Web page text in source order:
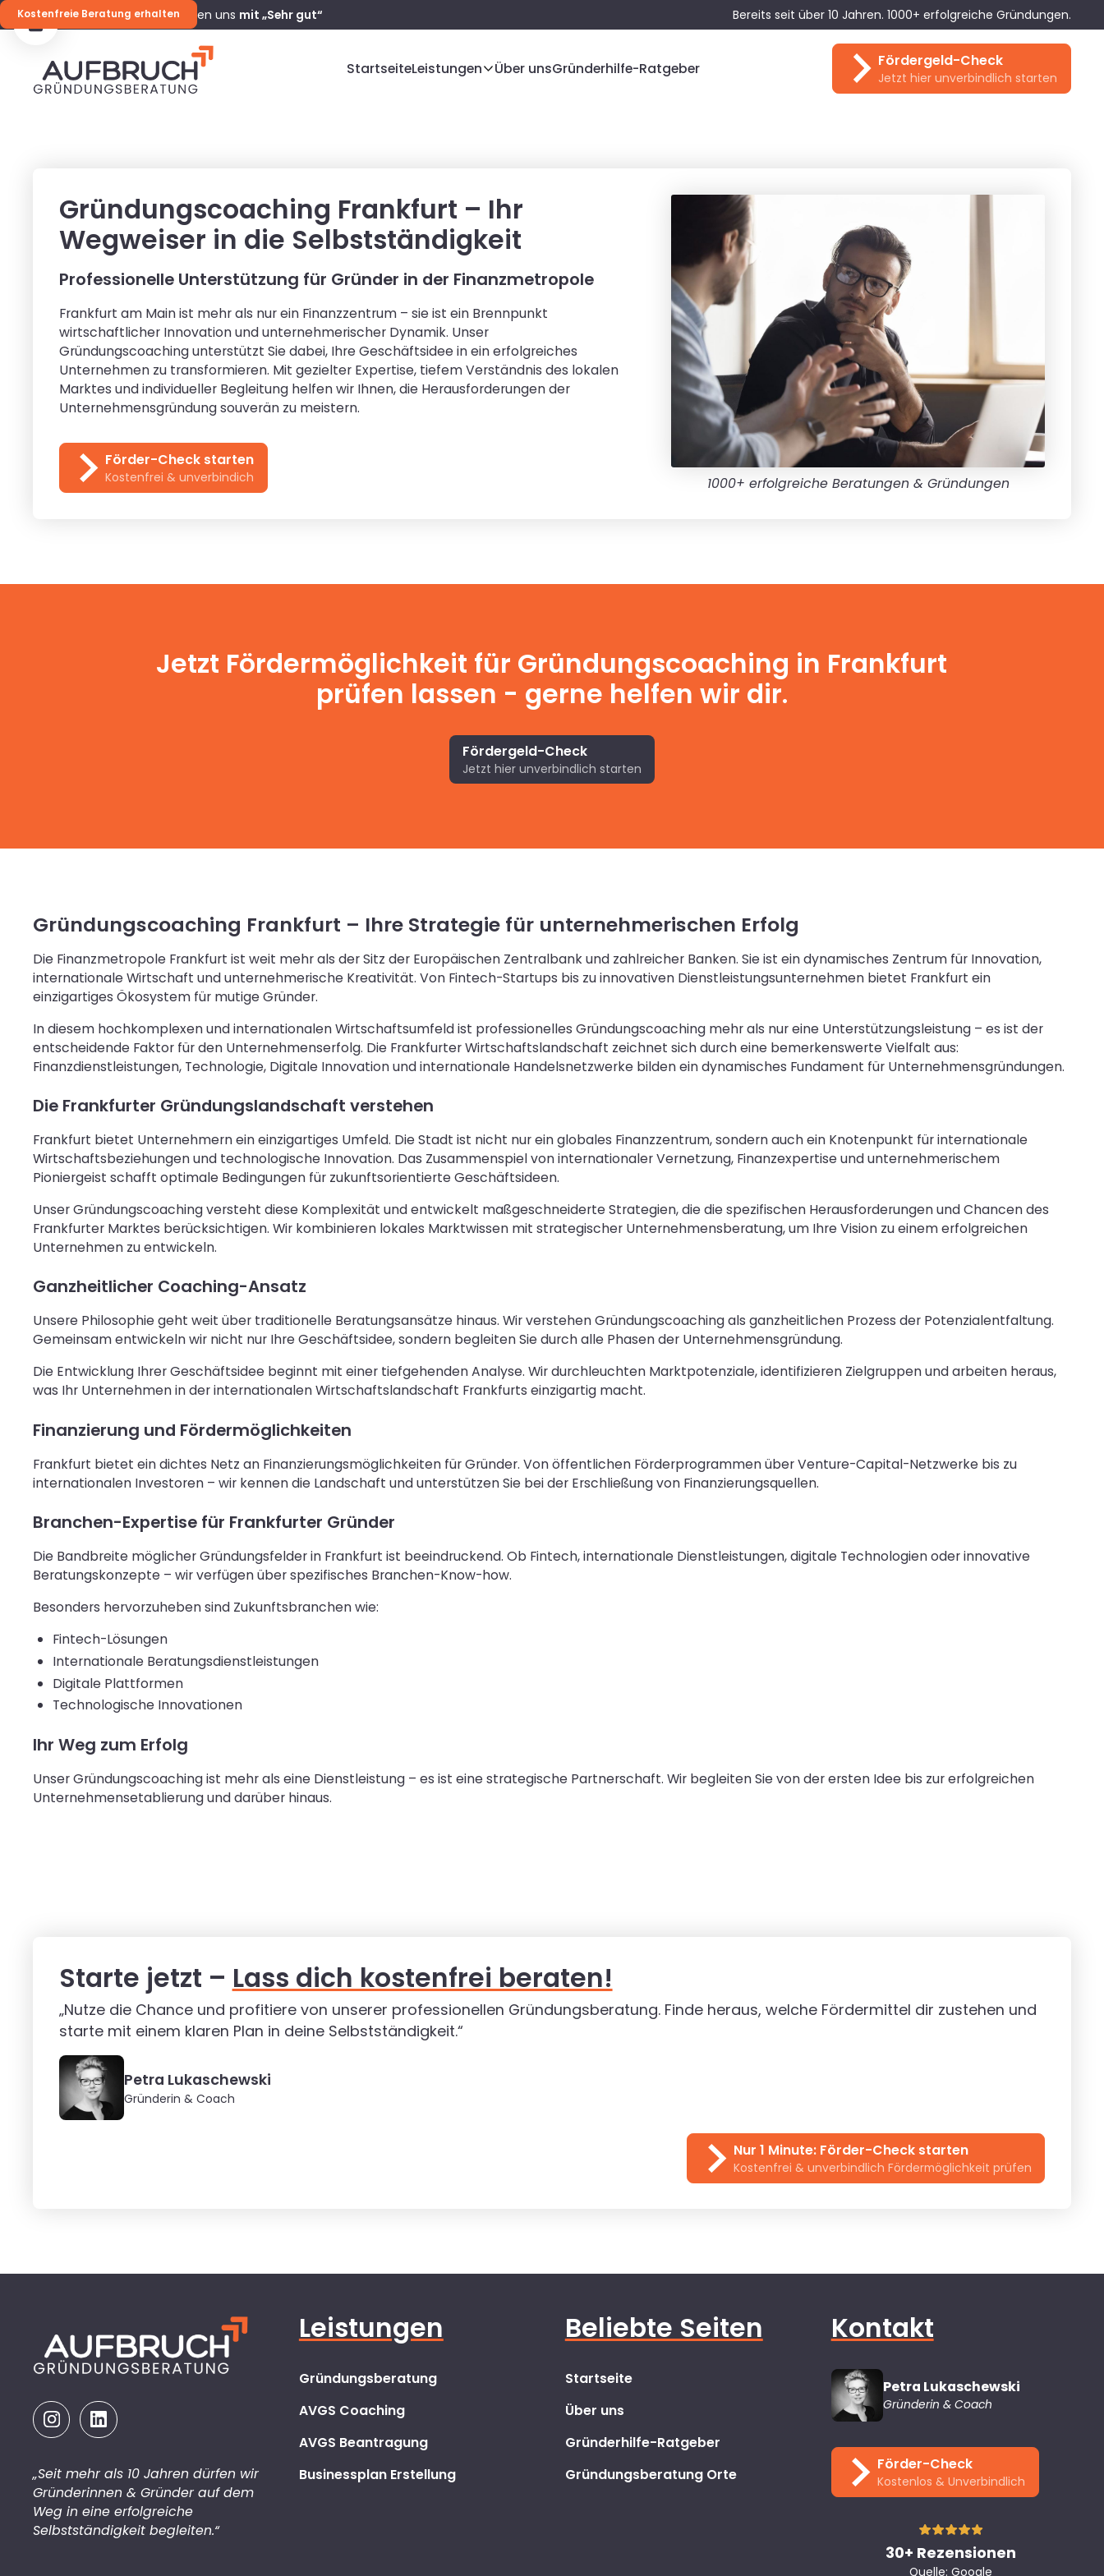
98 %unserer Kunden bewerten uns mit „Sehr gut“ Bereits seit über 10 Jahren. 1000+ erfolgreiche Gründungen.
StartseiteLeistungen Über unsGründerhilfe-Ratgeber Fördergeld-Check
Jetzt hier unverbindlich starten
Kostenfreie Beratung erhalten
Gründungscoaching Frankfurt – Ihr
Wegweiser in die Selbstständigkeit
Professionelle Unterstützung für Gründer in der Finanzmetropole
Frankfurt am Main ist mehr als nur ein Finanzzentrum – sie ist ein Brennpunkt
wirtschaftlicher Innovation und unternehmerischer Dynamik. Unser
Gründungscoaching unterstützt Sie dabei, Ihre Geschäftsidee in ein erfolgreiches
Unternehmen zu transformieren. Mit gezielter Expertise, tiefem Verständnis des lokalen
Marktes und individueller Begleitung helfen wir Ihnen, die Herausforderungen der
Unternehmensgründung souverän zu meistern.
Förder-Check starten
Kostenfrei & unverbindich 1000+ erfolgreiche Beratungen & Gründungen
Jetzt Fördermöglichkeit für Gründungscoaching in Frankfurt
prüfen lassen - gerne helfen wir dir.
Fördergeld-Check
Jetzt hier unverbindlich starten
Gründungscoaching Frankfurt – Ihre Strategie für unternehmerischen Erfolg
Die Finanzmetropole Frankfurt ist weit mehr als der Sitz der Europäischen Zentralbank und zahlreicher Banken. Sie ist ein dynamisches Zentrum für Innovation,
internationale Wirtschaft und unternehmerische Kreativität. Von Fintech-Startups bis zu innovativen Dienstleistungsunternehmen bietet Frankfurt ein
einzigartiges Ökosystem für mutige Gründer.
In diesem hochkomplexen und internationalen Wirtschaftsumfeld ist professionelles Gründungscoaching mehr als nur eine Unterstützungsleistung – es ist der
entscheidende Faktor für den Unternehmenserfolg. Die Frankfurter Wirtschaftslandschaft zeichnet sich durch eine bemerkenswerte Vielfalt aus:
Finanzdienstleistungen, Technologie, Digitale Innovation und internationale Handelsnetzwerke bilden ein dynamisches Fundament für Unternehmensgründungen.
Die Frankfurter Gründungslandschaft verstehen
Frankfurt bietet Unternehmern ein einzigartiges Umfeld. Die Stadt ist nicht nur ein globales Finanzzentrum, sondern auch ein Knotenpunkt für internationale
Wirtschaftsbeziehungen und technologische Innovation. Das Zusammenspiel von internationaler Vernetzung, Finanzexpertise und unternehmerischem
Pioniergeist schafft optimale Bedingungen für zukunftsorientierte Geschäftsideen.
Unser Gründungscoaching versteht diese Komplexität und entwickelt maßgeschneiderte Strategien, die die spezifischen Herausforderungen und Chancen des
Frankfurter Marktes berücksichtigen. Wir kombinieren lokales Marktwissen mit strategischer Unternehmensberatung, um Ihre Vision zu einem erfolgreichen
Unternehmen zu entwickeln.
Ganzheitlicher Coaching-Ansatz
Unsere Philosophie geht weit über traditionelle Beratungsansätze hinaus. Wir verstehen Gründungscoaching als ganzheitlichen Prozess der Potenzialentfaltung.
Gemeinsam entwickeln wir nicht nur Ihre Geschäftsidee, sondern begleiten Sie durch alle Phasen der Unternehmensgründung.
Die Entwicklung Ihrer Geschäftsidee beginnt mit einer tiefgehenden Analyse. Wir durchleuchten Marktpotenziale, identifizieren Zielgruppen und arbeiten heraus,
was Ihr Unternehmen in der internationalen Wirtschaftslandschaft Frankfurts einzigartig macht.
Finanzierung und Fördermöglichkeiten
Frankfurt bietet ein dichtes Netz an Finanzierungsmöglichkeiten für Gründer. Von öffentlichen Förderprogrammen über Venture-Capital-Netzwerke bis zu
internationalen Investoren – wir kennen die Landschaft und unterstützen Sie bei der Erschließung von Finanzierungsquellen.
Branchen-Expertise für Frankfurter Gründer
Die Bandbreite möglicher Gründungsfelder in Frankfurt ist beeindruckend. Ob Fintech, internationale Dienstleistungen, digitale Technologien oder innovative
Beratungskonzepte – wir verfügen über spezifisches Branchen-Know-how.
Besonders hervorzuheben sind Zukunftsbranchen wie:
Fintech-Lösungen
Internationale Beratungsdienstleistungen
Digitale Plattformen
Technologische Innovationen
Ihr Weg zum Erfolg
Unser Gründungscoaching ist mehr als eine Dienstleistung – es ist eine strategische Partnerschaft. Wir begleiten Sie von der ersten Idee bis zur erfolgreichen
Unternehmensetablierung und darüber hinaus.
Starte jetzt – Lass dich kostenfrei beraten!
„Nutze die Chance und profitiere von unserer professionellen Gründungsberatung. Finde heraus, welche Fördermittel dir zustehen und
starte mit einem klaren Plan in deine Selbstständigkeit.“
Petra Lukaschewski
Gründerin & Coach
Nur 1 Minute: Förder-Check starten
Kostenfrei & unverbindlich Fördermöglichkeit prüfen
„Seit mehr als 10 Jahren dürfen wir
Gründerinnen & Gründer auf dem
Weg in eine erfolgreiche
Selbstständigkeit begleiten.“
Leistungen
Gründungsberatung
AVGS Coaching
AVGS Beantragung
Businessplan Erstellung
Beliebte Seiten
Startseite
Über uns
Gründerhilfe-Ratgeber
Gründungsberatung Orte
Kontakt
Petra Lukaschewski
Gründerin & Coach
Förder-Check
Kostenlos & Unverbindlich
30+ Rezensionen
Quelle: Google